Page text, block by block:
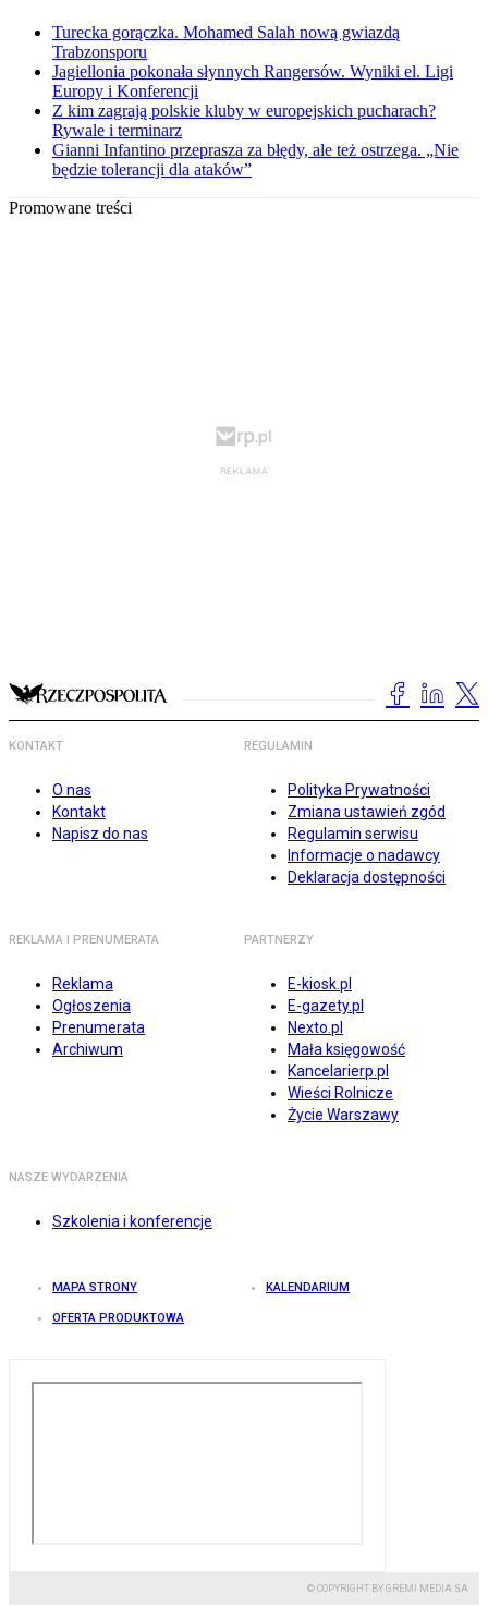
Turecka gorączka. Mohamed Salah nową gwiazdą
Trabzonsporu
Jagiellonia pokonała słynnych Rangersów. Wyniki el. Ligi
Europy i Konferencji
Z kim zagrają polskie kluby w europejskich pucharach?
Rywale i terminarz
Gianni Infantino przeprasza za błędy, ale też ostrzega. „Nie
będzie tolerancji dla ataków”
Promowane treści
KONTAKT
O nas
Kontakt
Napisz do nas
REGULAMIN
Polityka Prywatności
Zmiana ustawień zgód
Regulamin serwisu
Informacje o nadawcy
Deklaracja dostępności
REKLAMA I PRENUMERATA
Reklama
Ogłoszenia
Prenumerata
Archiwum
PARTNERZY
E-kiosk.pl
E-gazety.pl
Nexto.pl
Mała księgowość
Kancelarierp.pl
Wieści Rolnicze
Życie Warszawy
NASZE WYDARZENIA
Szkolenia i konferencje
MAPA STRONY KALENDARIUM
OFERTA PRODUKTOWA
© COPYRIGHT BY GREMI MEDIA SA